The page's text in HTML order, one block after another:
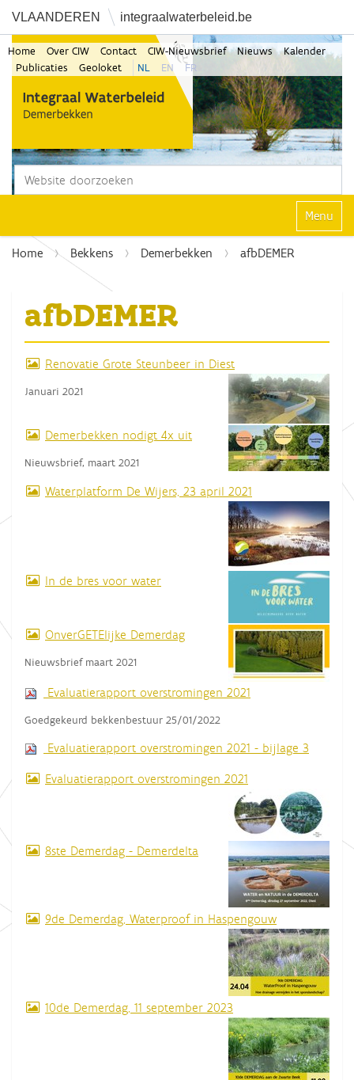
VLAANDEREN integraalwaterbeleid.be
Zoek
Home Over CIW Contact CIW-Nieuwsbrief Nieuws
Kalender
Publicaties
Geoloket NL EN FR
Klap
Home Bekkens Demerbekken afbDEMER
afbDEMER
Renovatie Grote Steunbeer in Diest
Januari 2021
Demerbekken nodigt 4x uit
Nieuwsbrief, maart 2021
Waterplatform De Wijers, 23 april 2021
In de bres voor water
OnverGETElijke Demerdag
Nieuwsbrief maart 2021
Evaluatierapport overstromingen 2021
Goedgekeurd bekkenbestuur 25/01/2022
Evaluatierapport overstromingen 2021 - bijlage 3
Evaluatierapport overstromingen 2021
8ste Demerdag - Demerdelta
9de Demerdag, Waterproof in Haspengouw
10de Demerdag, 11 september 2023